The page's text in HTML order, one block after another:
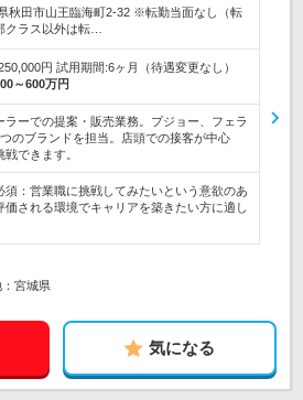
秋田市山王臨海町2-32 ※転勤当面なし（転
クラス以外は転…
円 試用期間:6ヶ月（待遇変更なし）
～600万円
ラーでの提案・販売業務。プジョー、フェラ
のブランドを担当。店頭での接客が中心
できます。
須：営業職に挑戦してみたいという意欲のあ
価される環境でキャリアを築きたい方に適し
宮城県
気になる